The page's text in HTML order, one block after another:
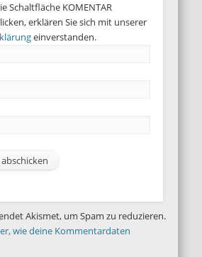
Schaltfläche KOMENTAR
erklären Sie sich mit unserer
einverstanden.
Akismet, um Spam zu reduzieren.
wie deine Kommentardaten